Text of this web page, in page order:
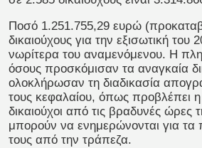
Ποσό 1.251.755,29 ευρώ
δικαιούχους για την εξισωτική του
νωρίτερα του αναμενόμενου. Η
όσους προσκόμισαν τα αναγκαία
ολοκλήρωσαν τη διαδικασία
τους κεφαλαίου, όπως προβλέπει
δικαιούχοι από τις βραδυνές ώρες
μπορούν να ενημερώνονται για
τους από την τράπεζα.